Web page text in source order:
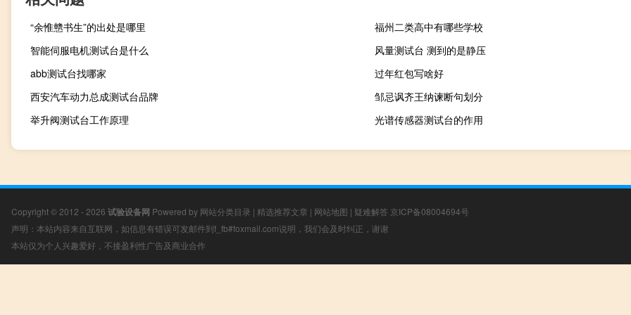
“余惟戆书生”的出处是哪里
福州二类高中有哪些学校
智能伺服电机测试台是什么
风量测试台 测到的是静压
abb测试台找哪家
过年红包写啥好
西安汽车动力总成测试台品牌
邹忌讽齐王纳谏断句划分
举升阀测试台工作原理
光谱传感器测试台的作用
Copyright © 2012 - 2026 试验设备网 Powered by 网站分类目录 | 精选推荐文章 | 网站地图 | 疑难解答 京ICP备08004694号
声明：本站内容来自互联网，如信息有错误可发邮件到f_fb#foxmail.com说明，我们会及时纠正，谢谢
本站仅为个人兴趣爱好，不接盈利性广告及商业合作